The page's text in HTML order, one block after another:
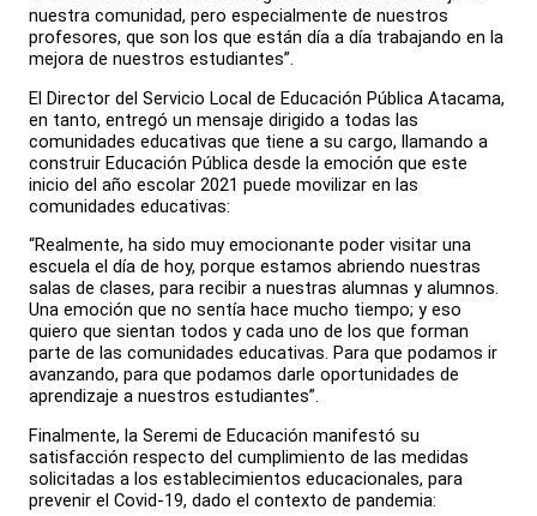
nuestra comunidad, pero especialmente de nuestros
profesores, que son los que están día a día trabajando en la
mejora de nuestros estudiantes”.
El Director del Servicio Local de Educación Pública Atacama,
en tanto, entregó un mensaje dirigido a todas las
comunidades educativas que tiene a su cargo, llamando a
construir Educación Pública desde la emoción que este
inicio del año escolar 2021 puede movilizar en las
comunidades educativas:
“Realmente, ha sido muy emocionante poder visitar una
escuela el día de hoy, porque estamos abriendo nuestras
salas de clases, para recibir a nuestras alumnas y alumnos.
Una emoción que no sentía hace mucho tiempo; y eso
quiero que sientan todos y cada uno de los que forman
parte de las comunidades educativas. Para que podamos ir
avanzando, para que podamos darle oportunidades de
aprendizaje a nuestros estudiantes”.
Finalmente, la Seremi de Educación manifestó su
satisfacción respecto del cumplimiento de las medidas
solicitadas a los establecimientos educacionales, para
prevenir el Covid-19, dado el contexto de pandemia: